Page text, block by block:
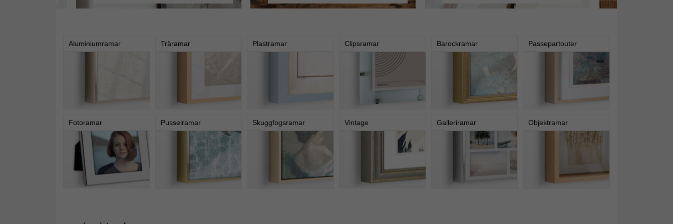
Aluminiumramar Träramar Plastramar Clipsramar Barockramar Passepartouter
Fotoramar Pusselramar Skuggfogsramar Vintage Galleriramar Objektramar